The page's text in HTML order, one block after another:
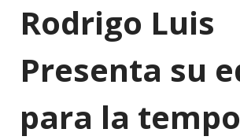
Rodrigo Luis
Presenta su
para la